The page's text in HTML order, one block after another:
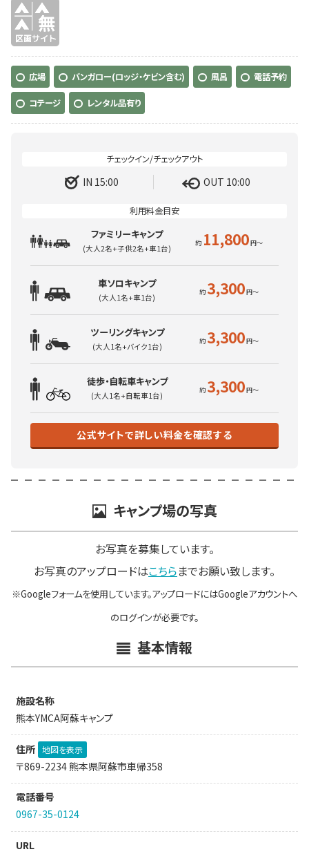
無
広場 バンガロー(ロッジ・ケビン含む) 風呂 電話予約
コテージ レンタル品有り
IN 15:00 OUT 10:00
ファミリーキャンプ
(大人2名+子供2名+車1台) 11,800
車ソロキャンプ
(大人1名+車1台) 3,300
ツーリングキャンプ
(大人1名+バイク1台) 3,300
徒歩・自転車キャンプ
(大人1名+自転車1台) 3,300
公式サイトで詳しい料金を確認する
キャンプ場の写真
お写真を募集しています。
お写真のアップロードはこちらまでお願い致します。
※Googleフォームを使用しています。アップロードにはGoogleアカウントへ
のログインが必要です。
基本情報
施設名称
熊本YMCA阿蘇キャンプ
住所 地図を表示
〒869-2234 熊本県阿蘇市車帰358
電話番号
0967-35-0124
URL